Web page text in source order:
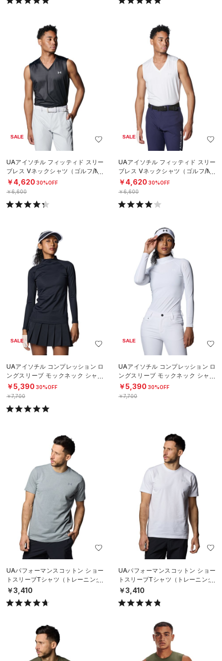
SALE
UAアイソチル フィッティド スリー
ブレス Vネックシャツ（ゴルフ/ME
N）
￥4,620 30%OFF
￥6,600
SALE
UAアイソチル フィッティド スリー
ブレス Vネックシャツ（ゴルフ/ME
N）
￥4,620 30%OFF
￥6,600
SALE
UAアイソチル コンプレッション ロ
ングスリーブ モックネック シャツ
（ゴルフ/WOMEN）
￥5,390 30%OFF
￥7,700
SALE
UAアイソチル コンプレッション ロ
ングスリーブ モックネック シャツ
（ゴルフ/WOMEN）
￥5,390 30%OFF
￥7,700
UAパフォーマンスコットン ショー
トスリーブTシャツ（トレーニング/
MEN）
￥3,410
UAパフォーマンスコットン ショー
トスリーブTシャツ（トレーニング/
MEN）
￥3,410